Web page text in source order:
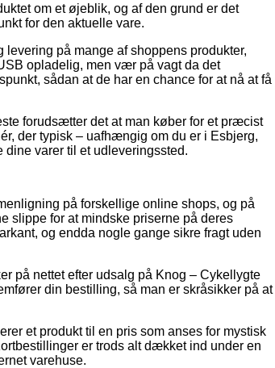
om et øjeblik, og af den grund er det
for den aktuelle vare.
på mange af shoppens produkter,
opladelig, men vær på vagt da det
sådan at de har en chance for at nå at få
forudsætter det at man køber for et præcist
der typisk – uafhængig om du er i Esbjerg,
varer til et udleveringssted.
på forskellige online shops, og på
slippe for at mindske priserne på deres
og endda nogle gange sikre fragt uden
på nettet efter udsalg på Knog – Cykellygte
din bestilling, så man er skråsikker på at
et produkt til en pris som anses for mystisk
er trods alt dækket ind under en
varehuse.